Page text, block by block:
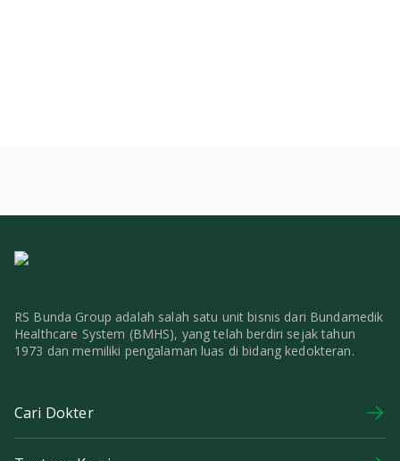
RS Bunda Group adalah salah satu unit bisnis dari Bundamedik
Healthcare System (BMHS), yang telah berdiri sejak tahun
1973 dan memiliki pengalaman luas di bidang kedokteran.
Cari Dokter